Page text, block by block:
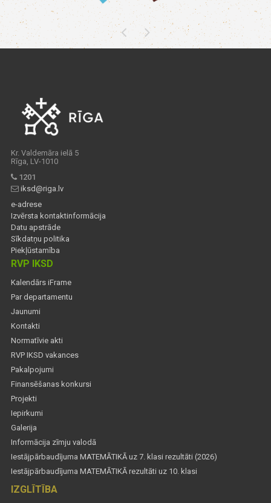
Kr. Valdemāra ielā 5
Rīga, LV-1010
1201
iksd@riga.lv
e-adrese
Izvērsta kontaktinformācija
Datu apstrāde
Sīkdatņu politika
Piekļūstamība
RVP IKSD
Kalendārs iFrame
Par departamentu
Jaunumi
Kontakti
Normatīvie akti
RVP IKSD vakances
Pakalpojumi
Finansēšanas konkursi
Projekti
Iepirkumi
Galerija
Informācija zīmju valodā
Iestājpārbaudījuma MATEMĀTIKĀ uz 7. klasi rezultāti (2026)
Iestājpārbaudījuma MATEMĀTIKĀ rezultāti uz 10. klasi
IZGLĪTĪBA